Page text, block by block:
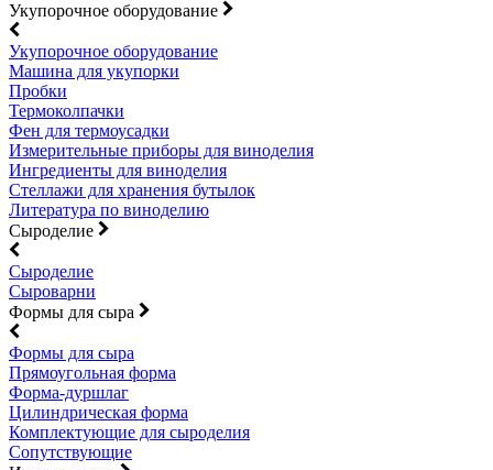
Укупорочное оборудование
Укупорочное оборудование
Машина для укупорки
Пробки
Термоколпачки
Фен для термоусадки
Измерительные приборы для виноделия
Ингредиенты для виноделия
Стеллажи для хранения бутылок
Литература по виноделию
Сыроделие
Сыроделие
Сыроварни
Формы для сыра
Формы для сыра
Прямоугольная форма
Форма-дуршлаг
Цилиндрическая форма
Комплектующие для сыроделия
Сопутствующие